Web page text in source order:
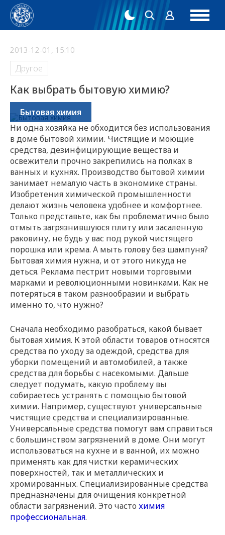
2013-12-01, 15:10
Другое
Как выбрать бытовую химию?
Бытовая химия
Ни одна хозяйка не обходится без использования
в доме бытовой химии. Чистящие и моющие
средства, дезинфицирующие вещества и
освежители прочно закрепились на полках в
ванных и кухнях. Производство бытовой химии
занимает немалую часть в экономике страны.
Изобретения химической промышленности
делают жизнь человека удобнее и комфортнее.
Только представьте, как бы проблематично было
отмыть загрязнившуюся плиту или засаленную
раковину, не будь у вас под рукой чистящего
порошка или крема. А мыть голову без шампуня?
Бытовая химия нужна, и от этого никуда не
деться. Реклама пестрит новыми торговыми
марками и революционными новинками. Как не
потеряться в таком разнообразии и выбрать
именно то, что нужно?
Сначала необходимо разобраться, какой бывает
бытовая химия. К этой области товаров относятся
средства по уходу за одеждой, средства для
уборки помещений и автомобилей, а также
средства для борьбы с насекомыми. Дальше
следует подумать, какую проблему вы
собираетесь устранять с помощью бытовой
химии. Например, существуют универсальные
чистящие средства и специализированные.
Универсальные средства помогут вам справиться
с большинством загрязнений в доме. Они могут
использоваться на кухне и в ванной, их можно
применять как для чистки керамических
поверхностей, так и металлических и
хромированных. Специализированные средства
предназначены для очищения конкретной
области загрязнений. Это часто химия
профессиональная.